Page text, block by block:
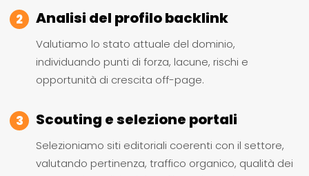
2 Analisi del profilo backlink
Valutiamo lo stato attuale del dominio,
individuando punti di forza, lacune, rischi e
opportunità di crescita off-page.
3 Scouting e selezione portali
Selezioniamo siti editoriali coerenti con il settore,
valutando pertinenza, traffico organico, qualità dei